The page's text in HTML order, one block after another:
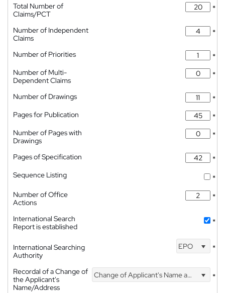
Total Number of
Claims/PCT
*
Number of Independent
Claims
*
Number of Priorities
*
Number of Multi-
Dependent Claims
*
Number of Drawings
*
Pages for Publication
*
Number of Pages with
Drawings
*
Pages of Specification
*
Sequence Listing
*
Number of Office
Actions
*
International Search
Report is established
*
International Searching
Authority
EPO *
Recordal of a Change of
the Applicant's
Name/Address
Change of Applicant's Name and Address *